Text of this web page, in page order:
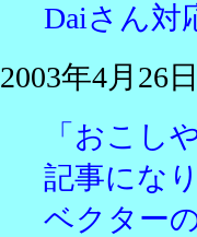
Daiさん対
2003年4月26日
「おこし
記事にな
ベクター